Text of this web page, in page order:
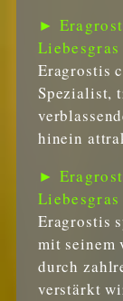
►
Eragrostis
Spezialist,
hinein
►
Eragrostis
mit seinem
durch
verstärkt